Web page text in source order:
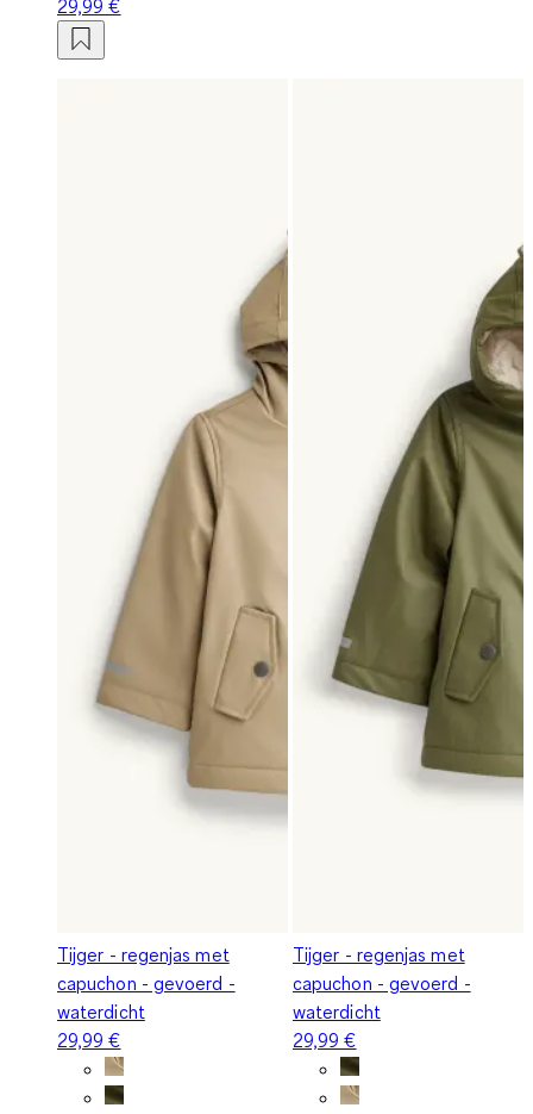
29,99 €
Tijger - regenjas met
capuchon - gevoerd -
waterdicht
29,99 €
Tijger - regenjas met
capuchon - gevoerd -
waterdicht
29,99 €